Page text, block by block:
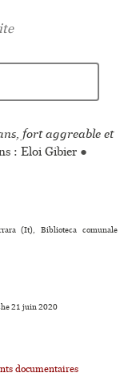
fort aggreable et
: Eloi Gibier ●
(It), Biblioteca comu­nale
21 juin 2020
documentaires